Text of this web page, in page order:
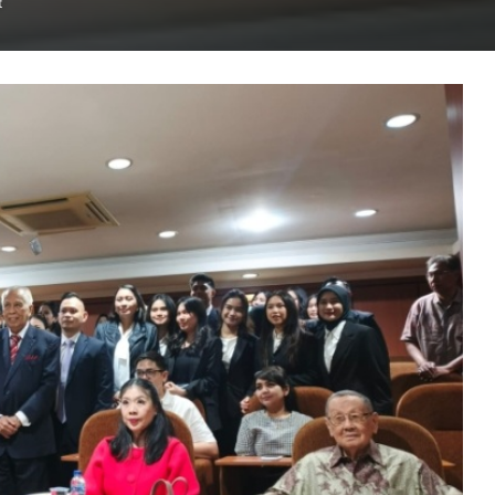
Kaligis
Proyek
Pemburu
Keadilan‎
OC Kaligis Deklarasikan LSM
Proyek Pemburu Keadilan‎